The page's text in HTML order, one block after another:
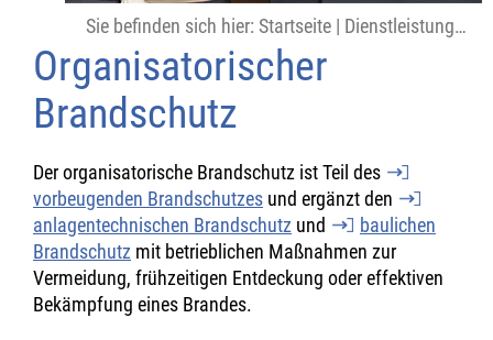
Sie befinden sich hier: Startseite | Dienstleistungen
Organisatorischer
Brandschutz
Der organisatorische Brandschutz ist Teil des
vorbeugenden Brandschutzes und ergänzt den
anlagentechnischen Brandschutz und
baulichen
Brandschutz mit betrieblichen Maßnahmen zur
Vermeidung, frühzeitigen Entdeckung oder effektiven
Bekämpfung eines Brandes.